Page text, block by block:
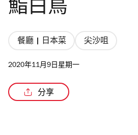
鮨白鳥
餐廳 | 日本菜 尖沙咀
2020年11月9日星期一
分享